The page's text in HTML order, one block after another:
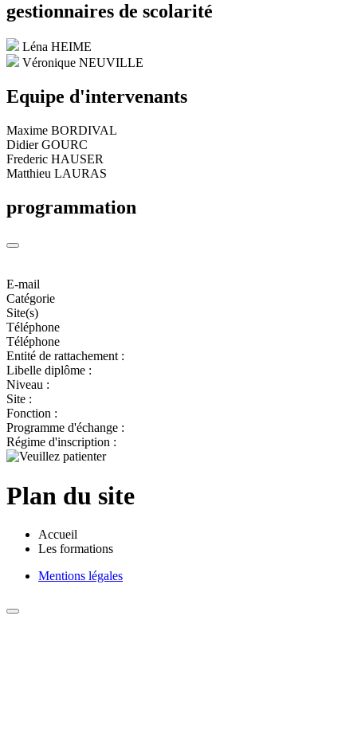
gestionnaires de scolarité
Léna HEIME
Véronique NEUVILLE
Equipe d'intervenants
Maxime BORDIVAL
Didier GOURC
Frederic HAUSER
Matthieu LAURAS
programmation
E-mail
Catégorie
Site(s)
Téléphone
Téléphone
Entité de rattachement :
Libelle diplôme :
Niveau :
Site :
Fonction :
Programme d'échange :
Régime d'inscription :
Plan du site
Accueil
Les formations
Mentions légales